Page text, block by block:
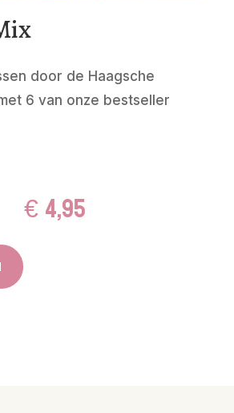
door de Haagsche
6 van onze bestseller
€4,95